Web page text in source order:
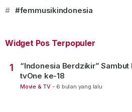
# #femmusikindonesia
Widget Pos Terpopuler
1
“Indonesia Berdzikir” Sambut
tvOne ke-18
Movie & TV - 6 bulan yang lalu